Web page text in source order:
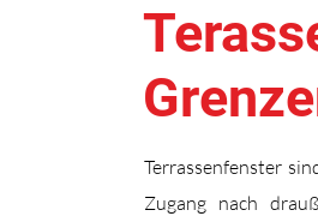
Terrassenfenster
Zugang nach